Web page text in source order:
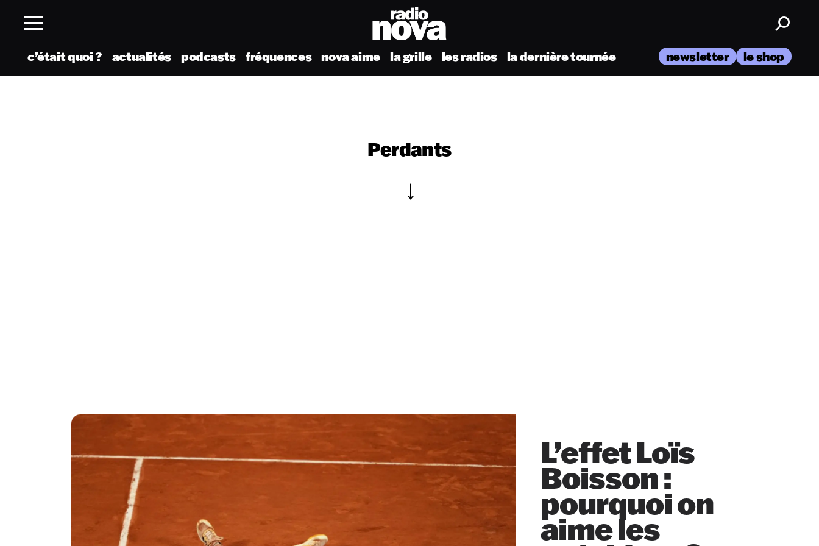
c’était quoi ? actualités podcasts fréquences nova aime la grille les radios la dernière tournée newsletter le shop
Perdants
L’effet Loïs
Boisson :
pourquoi on
aime les